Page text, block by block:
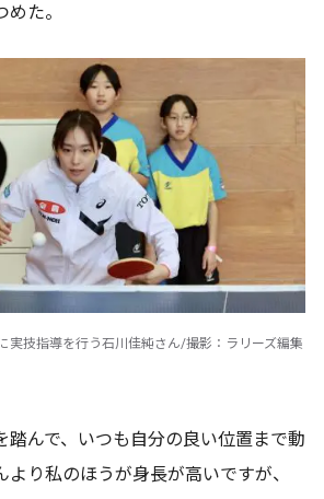
た。
実技指導を行う石川佳純さん/撮影：ラリーズ編集
踏んで、いつも自分の良い位置まで動
より私のほうが身長が高いですが、